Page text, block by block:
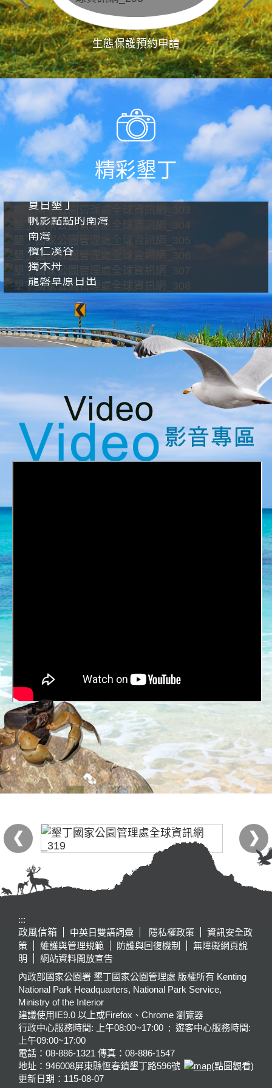
生態保護預約申請
精彩墾丁
夏日墾丁
帆影點點的南灣
南灣
欖仁溪谷
獨木舟
龍磐草原日出
:::
政風信箱
中英日雙語詞彙 隱私權政策
資訊安全政
策
維護與管理規範 防護與回復機制
無障礙網頁說
明
網站資料開放宣告
內政部國家公園署 墾丁國家公園管理處 版權所有 Kenting
National Park Headquarters, National Park Service,
Ministry of the Interior
建議使用IE9.0 以上或Firefox、Chrome 瀏覽器
行政中心服務時間: 上午08:00~17:00 ; 遊客中心服務時間:
上午09:00~17:00
電話：08-886-1321 傳真：08-886-1547
地址：946008屏東縣恆春鎮墾丁路596號
(點圖觀看)
更新日期： 115-08-07